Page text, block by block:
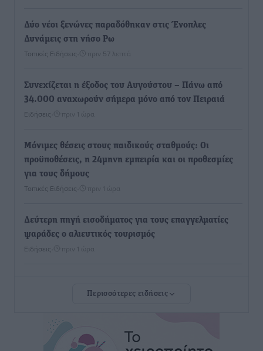
Δύο νέοι ξενώνες παραδόθηκαν στις Ένοπλες
Δυνάμεις στη νήσο Ρω
Τοπικές Ειδήσεις πριν 57 λεπτά
Συνεχίζεται η έξοδος του Αυγούστου – Πάνω από
34.000 αναχωρούν σήμερα μόνο από τον Πειραιά
Ειδήσεις πριν 1 ώρα
Μόνιμες θέσεις στους παιδικούς σταθμούς: Οι
προϋποθέσεις, η 24μηνη εμπειρία και οι προθεσμίες
για τους δήμους
Τοπικές Ειδήσεις πριν 1 ώρα
Δεύτερη πηγή εισοδήματος για τους επαγγελματίες
ψαράδες ο αλιευτικός τουρισμός
Ειδήσεις πριν 1 ώρα
δεν τα καθαρίσει – Πώς κινούνται δήμοι και ΠΣ,
Τοπικές Ειδήσεις
Περισσότερες ειδήσεις